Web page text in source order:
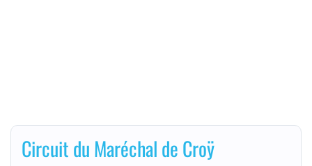
Circuit du Maréchal de Croÿ